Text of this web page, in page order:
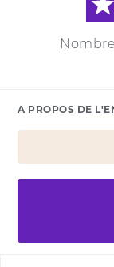
A PROPOS DE